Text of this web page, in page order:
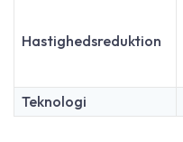
Hastighedsreduktion
Teknologi